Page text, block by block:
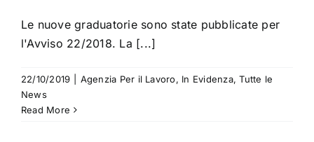
Le nuove graduatorie sono state pubblicate per
l'Avviso 22/2018. La [...]
22/10/2019 Agenzia Per il Lavoro, In Evidenza,Tutte le
News
Read More